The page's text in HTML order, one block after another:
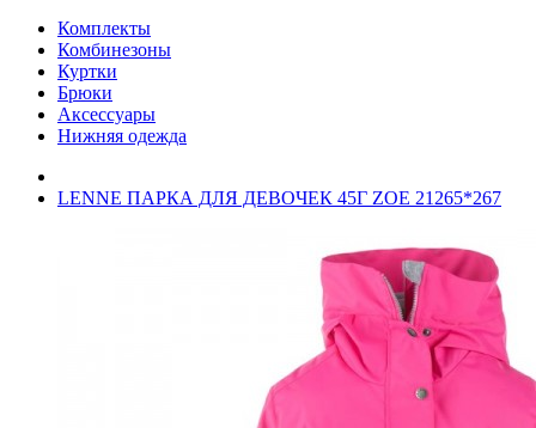
Комплекты
Комбинезоны
Куртки
Брюки
Аксессуары
Нижняя одежда
LENNE ПАРКА ДЛЯ ДЕВОЧЕК 45Г ZOE 21265*267